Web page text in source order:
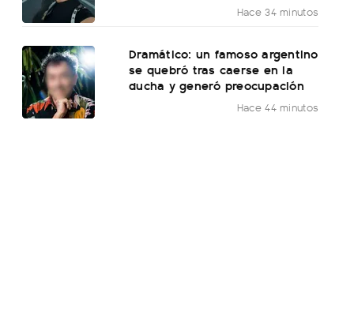
Hace 34 minutos
Dramático: un famoso argentino
se quebró tras caerse en la
ducha y generó preocupación
Hace 44 minutos